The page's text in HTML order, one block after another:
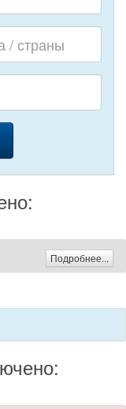
Подробнее...